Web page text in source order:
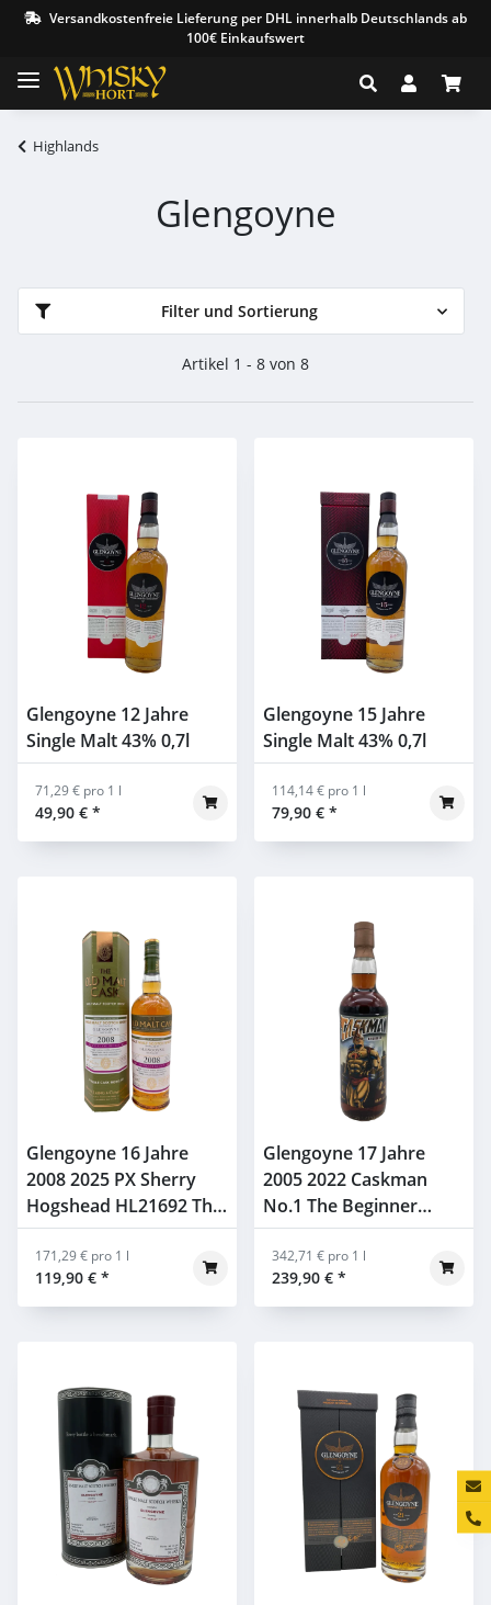
Versandkostenfreie Lieferung per DHL innerhalb Deutschlands ab
100€ Einkaufswert
Highlands
Glengoyne
Filter und Sortierung
Artikel 1 - 8 von 8
Glengoyne 12 Jahre
Single Malt 43% 0,7l
49,90 € *
71,29 € pro 1 l
Glengoyne 15 Jahre
Single Malt 43% 0,7l
79,90 € *
114,14 € pro 1 l
Glengoyne 16 Jahre
2008 2025 PX Sherry
Hogshead HL21692 The
Old Malt Cask 50% 0,7l
119,90 € *
171,29 € pro 1 l
Glengoyne 17 Jahre
2005 2022 Caskman
No.1 The Beginner
58,8% 0,7l
239,90 € *
342,71 € pro 1 l